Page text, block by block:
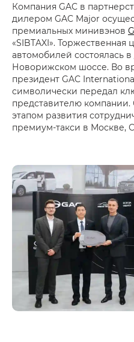
Компания GAC в
дилером GAC Major
премиальных минивэнов
«SIBTAXI».
автомобилей состоялась
Новорижском шоссе. Во
президент GAC
символически передал
представителю
этапом развития
премиум-такси в Москве,